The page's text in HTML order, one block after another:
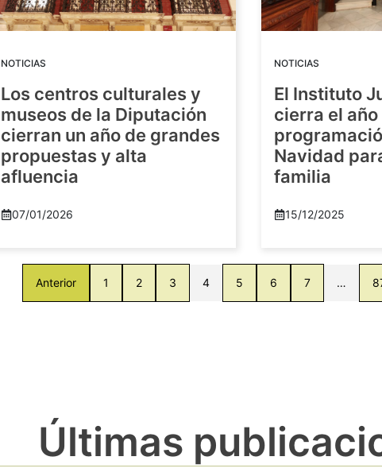
NOTICIAS
Los centros culturales y
museos de la Diputación
cierran un año de grandes
propuestas y alta
afluencia
07/01/2026
NOTICIAS
El Instituto
cierra el año
Navidad
familia
15/12/2025
Anterior 1 2 3 4 5 6 7 …
Últimas